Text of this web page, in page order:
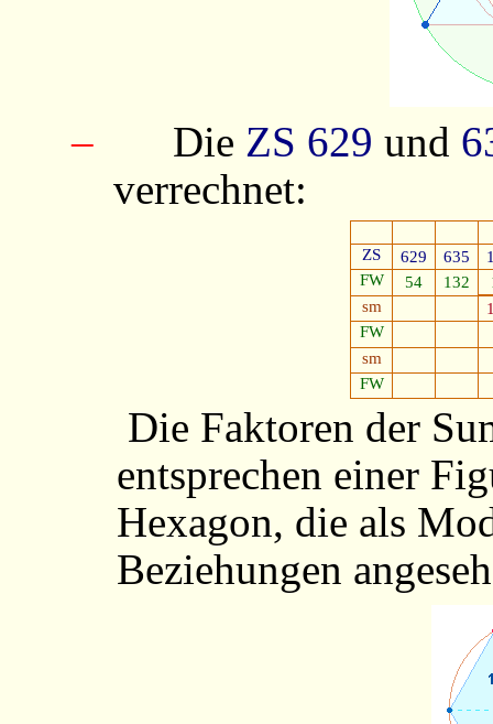
– Die ZS 629 und
verrechnet:
ZS 629 635
FW
54 132
sm
FW
sm
FW
Die Faktoren der
entsprechen einer
Hexagon, die als
Beziehungen